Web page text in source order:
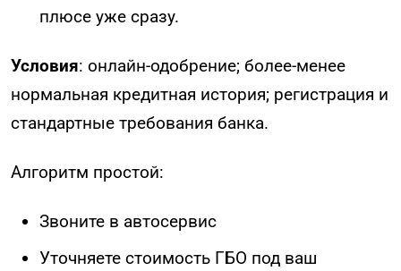
плюсе уже сразу.
Условия: онлайн-одобрение; более-менее
нормальная кредитная история; регистрация и
стандартные требования банка.
Алгоритм простой:
Звоните в автосервис
Уточняете стоимость ГБО под ваш